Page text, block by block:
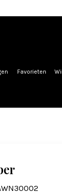
Favorieten